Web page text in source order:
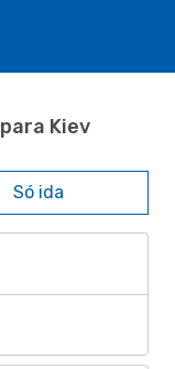
Kiev
Só ida